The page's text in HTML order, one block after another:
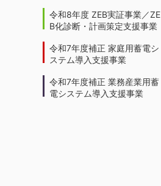
令和8年度 ZEB実証事業／ZE
B化診断・計画策定支援事業
令和7年度補正 家庭用蓄電シ
ステム導入支援事業
令和7年度補正 業務産業用蓄
電システム導入支援事業